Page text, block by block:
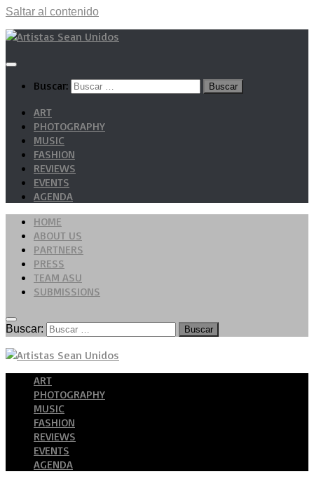
Saltar al contenido
Buscar:
ART
PHOTOGRAPHY
MUSIC
FASHION
REVIEWS
EVENTS
AGENDA
HOME
ABOUT US
PARTNERS
PRESS
TEAM ASU
SUBMISSIONS
Buscar:
ART
PHOTOGRAPHY
MUSIC
FASHION
REVIEWS
EVENTS
AGENDA